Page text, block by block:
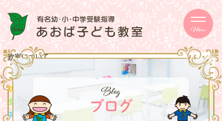
Menu
教室について
メッセージ 取り組み
幼児
school
小学生クラス
school中学生クラス
Blog
ブログ